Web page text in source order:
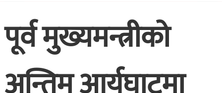
पूर्व मुख्यमन्त्रीको